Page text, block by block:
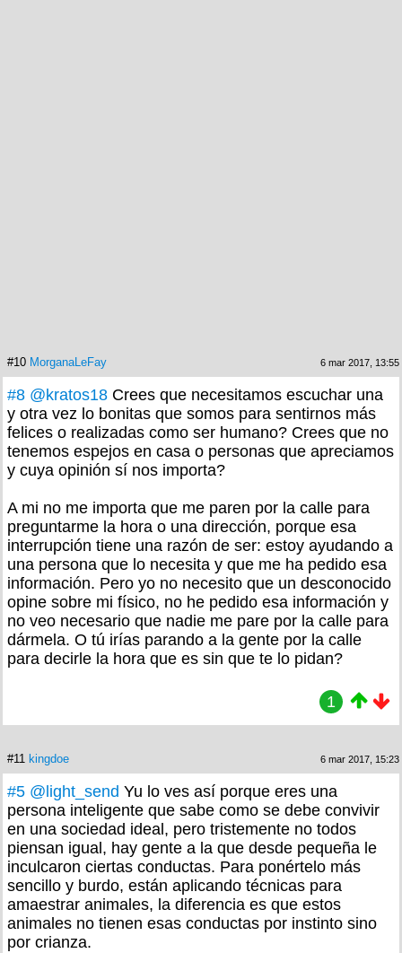
#10 MorganaLeFay 6 mar 2017, 13:55
#8 @kratos18 Crees que necesitamos escuchar una
y otra vez lo bonitas que somos para sentirnos más
felices o realizadas como ser humano? Crees que no
tenemos espejos en casa o personas que apreciamos
y cuya opinión sí nos importa?
A mi no me importa que me paren por la calle para
preguntarme la hora o una dirección, porque esa
interrupción tiene una razón de ser: estoy ayudando a
una persona que lo necesita y que me ha pedido esa
información. Pero yo no necesito que un desconocido
opine sobre mi físico, no he pedido esa información y
no veo necesario que nadie me pare por la calle para
dármela. O tú irías parando a la gente por la calle
para decirle la hora que es sin que te lo pidan?
1
#11 kingdoe 6 mar 2017, 15:23
#5 @light_send Yu lo ves así porque eres una
persona inteligente que sabe como se debe convivir
en una sociedad ideal, pero tristemente no todos
piensan igual, hay gente a la que desde pequeña le
inculcaron ciertas conductas. Para ponértelo más
sencillo y burdo, están aplicando técnicas para
amaestrar animales, la diferencia es que estos
animales no tienen esas conductas por instinto sino
por crianza.